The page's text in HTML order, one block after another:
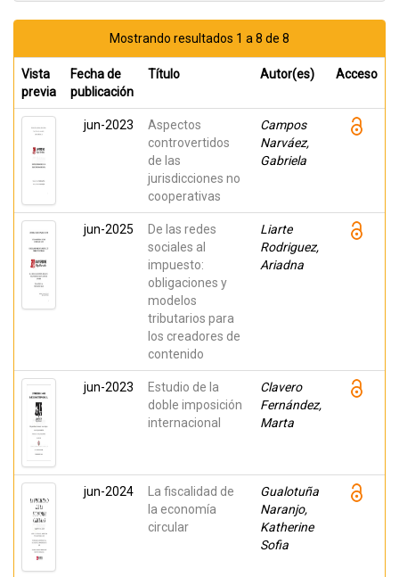
Mostrando resultados 1 a 8 de 8
Vista
previa
Fecha de
publicación
Título Autor(es) Acceso
jun-2023
Aspectos
controvertidos
de las
jurisdicciones no
cooperativas
Campos
Narváez,
Gabriela
jun-2025
De las redes
sociales al
impuesto:
obligaciones y
modelos
tributarios para
los creadores de
contenido
Liarte
Rodriguez,
Ariadna
jun-2023
Estudio de la
doble imposición
internacional
Clavero
Fernández,
Marta
jun-2024
La fiscalidad de
la economía
circular
Gualotuña
Naranjo,
Katherine
Sofia